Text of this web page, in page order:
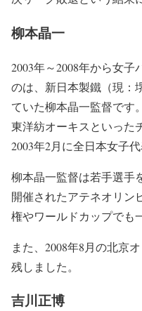
柳本晶一
2003年～2008年から女
のは、新日本製鐵（現：
ていた柳本晶一監督です
東洋紡オーキスといった
2003年2月に全日本女子
柳本晶一監督は若手選手
開催されたアテネオリン
権やワールドカップでも
また、2008年8月の北京
残しました。
吉川正博